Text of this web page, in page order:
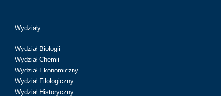
Wydziały
Wydział Biologii
Wydział Chemii
Wydział Ekonomiczny
Wydział Filologiczny
Wydział Historyczny